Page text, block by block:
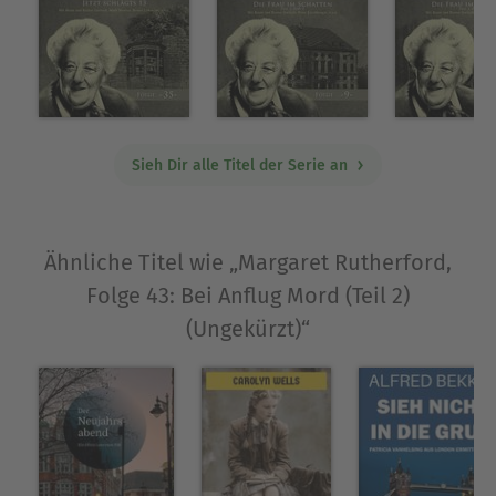
Sieh Dir alle Titel der Serie an
Ähnliche Titel wie „Margaret Rutherford,
Folge 43: Bei Anflug Mord (Teil 2)
(Ungekürzt)“